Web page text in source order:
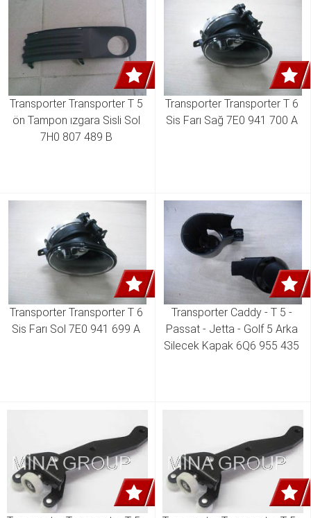
Transporter Transporter T 5
ön Tampon ızgara Sisli Sol
7H0 807 489 B
Transporter Transporter T 6
Sis Farı Sağ 7E0 941 700 A
Transporter Transporter T 6
Sis Farı Sol 7E0 941 699 A
Transporter Caddy - T 5 -
Passat - Jetta - Golf 5 Arka
Silecek Kapak 6Q6 955 435